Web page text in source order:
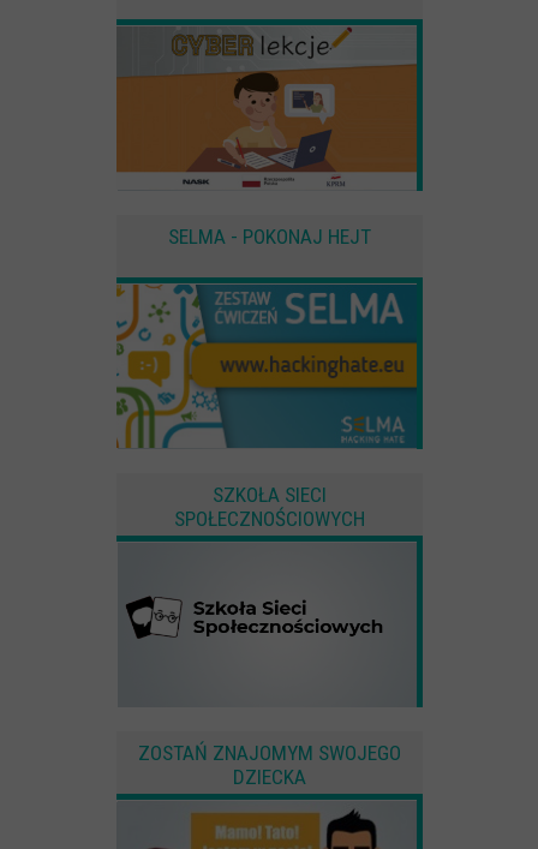
SELMA - POKONAJ HEJT
SZKOŁA SIECI
SPOŁECZNOŚCIOWYCH
ZOSTAŃ ZNAJOMYM SWOJEGO
DZIECKA